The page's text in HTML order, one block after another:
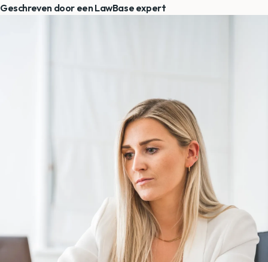
Geschreven door een LawBase expert